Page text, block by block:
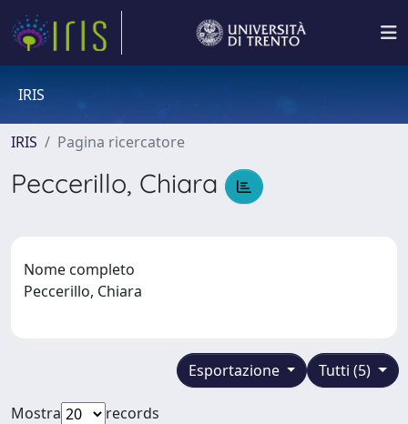
IRIS
IRIS Pagina ricercatore
Peccerillo, Chiara
Nome completo
Peccerillo, Chiara
Tutti (5)
Esportazione
Mostra
records